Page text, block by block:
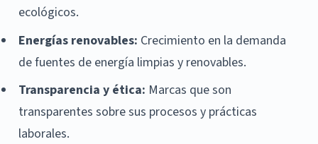
ecológicos.
Energías renovables: Crecimiento en la demanda
de fuentes de energía limpias y renovables.
Transparencia y ética: Marcas que son
transparentes sobre sus procesos y prácticas
laborales.